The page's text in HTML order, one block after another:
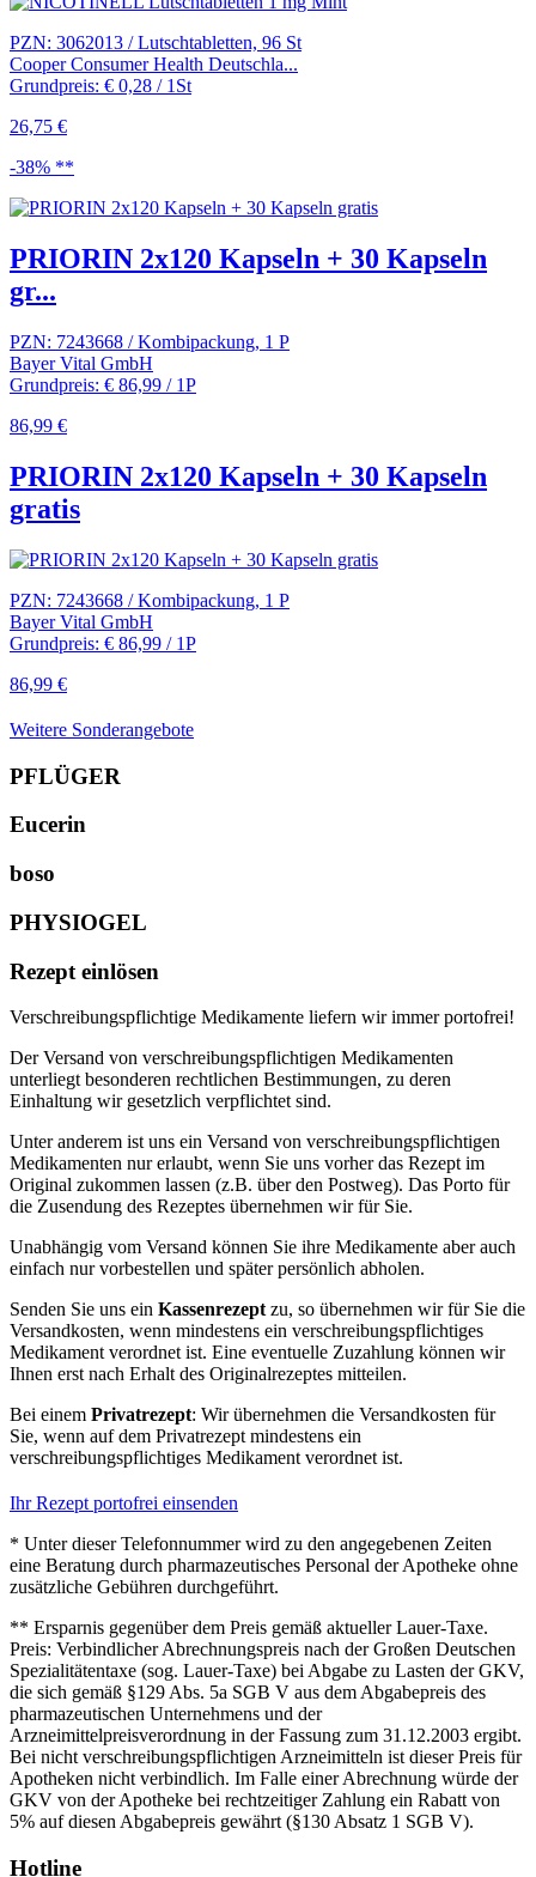
PZN: 3062013 / Lutschtabletten, 96 St
Cooper Consumer Health Deutschla...
Grundpreis: € 0,28 / 1St
26,75 €
-38% **
PRIORIN 2x120 Kapseln + 30 Kapseln
gr...
PZN: 7243668 / Kombipackung, 1 P
Bayer Vital GmbH
Grundpreis: € 86,99 / 1P
86,99 €
PRIORIN 2x120 Kapseln + 30 Kapseln
gratis
PZN: 7243668 / Kombipackung, 1 P
Bayer Vital GmbH
Grundpreis: € 86,99 / 1P
86,99 €
Weitere Sonderangebote
PFLÜGER
Eucerin
boso
PHYSIOGEL
Rezept einlösen
Verschreibungspflichtige Medikamente liefern wir immer portofrei!
Der Versand von verschreibungspflichtigen Medikamenten
unterliegt besonderen rechtlichen Bestimmungen, zu deren
Einhaltung wir gesetzlich verpflichtet sind.
Unter anderem ist uns ein Versand von verschreibungspflichtigen
Medikamenten nur erlaubt, wenn Sie uns vorher das Rezept im
Original zukommen lassen (z.B. über den Postweg). Das Porto für
die Zusendung des Rezeptes übernehmen wir für Sie.
Unabhängig vom Versand können Sie ihre Medikamente aber auch
einfach nur vorbestellen und später persönlich abholen.
Senden Sie uns ein Kassenrezept zu, so übernehmen wir für Sie die
Versandkosten, wenn mindestens ein verschreibungspflichtiges
Medikament verordnet ist. Eine eventuelle Zuzahlung können wir
Ihnen erst nach Erhalt des Originalrezeptes mitteilen.
Bei einem Privatrezept: Wir übernehmen die Versandkosten für
Sie, wenn auf dem Privatrezept mindestens ein
verschreibungspflichtiges Medikament verordnet ist.
Ihr Rezept portofrei einsenden
* Unter dieser Telefonnummer wird zu den angegebenen Zeiten
eine Beratung durch pharmazeutisches Personal der Apotheke ohne
zusätzliche Gebühren durchgeführt.
** Ersparnis gegenüber dem Preis gemäß aktueller Lauer-Taxe.
Preis: Verbindlicher Abrechnungspreis nach der Großen Deutschen
Spezialitätentaxe (sog. Lauer-Taxe) bei Abgabe zu Lasten der GKV,
die sich gemäß §129 Abs. 5a SGB V aus dem Abgabepreis des
pharmazeutischen Unternehmens und der
Arzneimittelpreisverordnung in der Fassung zum 31.12.2003 ergibt.
Bei nicht verschreibungspflichtigen Arzneimitteln ist dieser Preis für
Apotheken nicht verbindlich. Im Falle einer Abrechnung würde der
GKV von der Apotheke bei rechtzeitiger Zahlung ein Rabatt von
5% auf diesen Abgabepreis gewährt (§130 Absatz 1 SGB V).
Hotline